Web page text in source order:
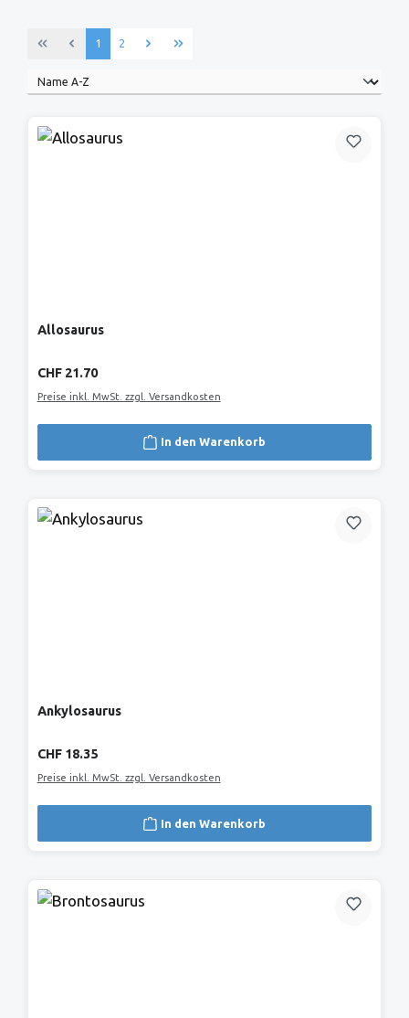
Seite
1 Seite
2
Allosaurus
Regulärer Preis:
CHF 21.70
Preise inkl. MwSt. zzgl. Versandkosten
In den Warenkorb
Ankylosaurus
Regulärer Preis:
CHF 18.35
Preise inkl. MwSt. zzgl. Versandkosten
In den Warenkorb